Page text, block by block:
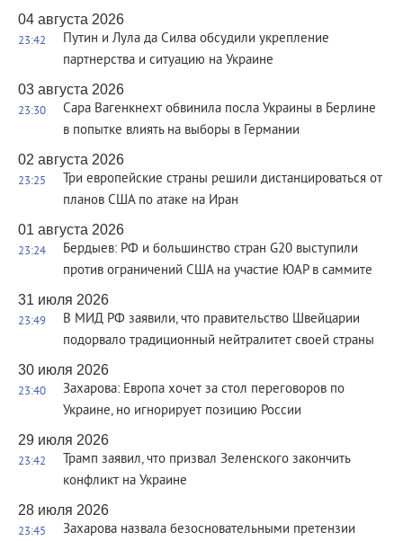
04 августа 2026
23:42
Путин и Лула да Силва обсудили укрепление
партнерства и ситуацию на Украине
03 августа 2026
23:30
Сара Вагенкнехт обвинила посла Украины в Берлине
в попытке влиять на выборы в Германии
02 августа 2026
23:25
Три европейские страны решили дистанцироваться от
планов США по атаке на Иран
01 августа 2026
23:24
Бердыев: РФ и большинство стран G20 выступили
против ограничений США на участие ЮАР в саммите
31 июля 2026
23:49
В МИД РФ заявили, что правительство Швейцарии
подорвало традиционный нейтралитет своей страны
30 июля 2026
23:40
Захарова: Европа хочет за стол переговоров по
Украине, но игнорирует позицию России
29 июля 2026
23:42
Трамп заявил, что призвал Зеленского закончить
конфликт на Украине
28 июля 2026
23:45
Захарова назвала безосновательными претензии